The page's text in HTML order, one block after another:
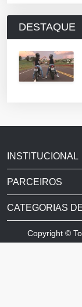
DESTAQUE
INSTITUCIONAL
PARCEIROS
CATEGORIAS
Copyright ©